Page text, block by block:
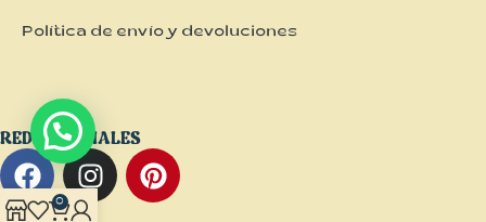
Política de envío y devoluciones
REDES SOCIALES
0